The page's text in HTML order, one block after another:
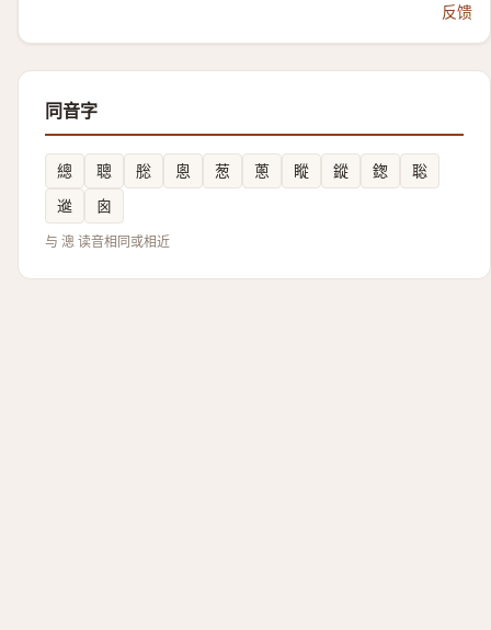
反馈
同音字
總 聰 㥖 悤 葱 蔥 瞛 鏦 鍯
聡
䢨
囪
与 漗 读音相同或相近